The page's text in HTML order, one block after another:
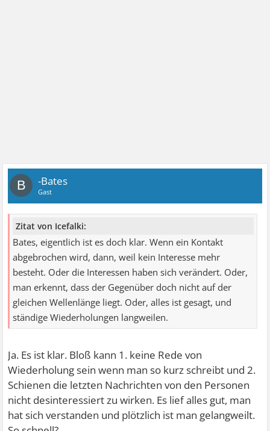
B -Bates
Gast
Zitat von Icefalki:
Bates, eigentlich ist es doch klar. Wenn ein Kontakt
abgebrochen wird, dann, weil kein Interesse mehr
besteht. Oder die Interessen haben sich verändert. Oder,
man erkennt, dass der Gegenüber doch nicht auf der
gleichen Wellenlänge liegt. Oder, alles ist gesagt, und
ständige Wiederholungen langweilen.
Ja. Es ist klar. Bloß kann 1. keine Rede von
Wiederholung sein wenn man so kurz schreibt und 2.
Schienen die letzten Nachrichten von den Personen
nicht desinteressiert zu wirken. Es lief alles gut, man
hat sich verstanden und plötzlich ist man gelangweilt.